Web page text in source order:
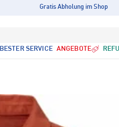
Gratis Abholung im Shop
BESTER SERVICE ANGEBOTE